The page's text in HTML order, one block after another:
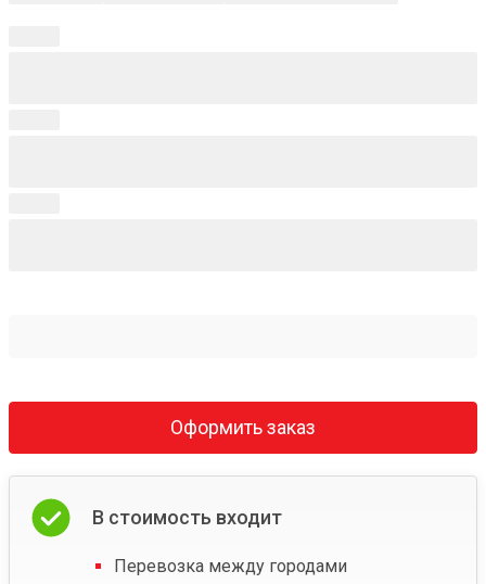
Оформить заказ
В стоимость входит
Перевозка между городами